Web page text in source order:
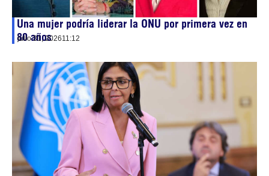
Una mujer podría liderar la ONU por primera vez en
80 años
julio 31, 202611:12